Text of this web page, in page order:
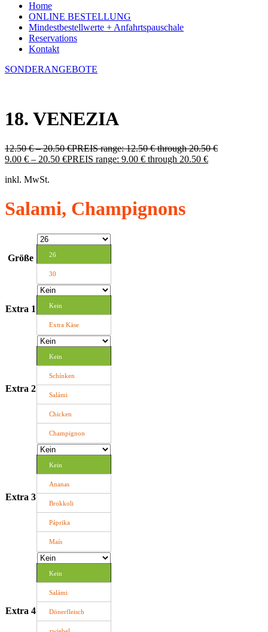
Home
ONLINE BESTELLUNG
Mindestbestellwerte + Anfahrtspauschale
Reservations
Kontakt
SONDERANGEBOTE
18. VENEZIA
12.50€ – 20.50€PREIS range: 12.50 € through 20.50 €
9.00 € – 20.50 €PREIS range: 9.00 € through 20.50 €
inkl. MwSt.
Salami, Champignons
Größe 26
30
Extra 1 Kein
Extra Käse
Extra 2
Kein
Schínken
Salámi
Chicken
Champignon
Extra 3
Kein
Ananas
Brokkoli
Páprika
Maís
Extra 4
Kein
Salámi
Dönerfleisch